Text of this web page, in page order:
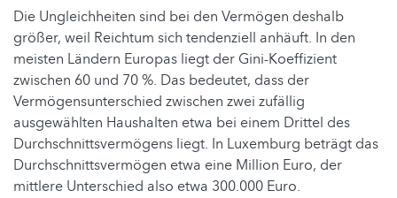
Die Ungleichheiten sind bei den Vermögen deshalb
größer, weil Reichtum sich tendenziell anhäuft. In den
meisten Ländern Europas liegt der Gini-Koeffizient
zwischen 60 und 70 %. Das bedeutet, dass der
Vermögensunterschied zwischen zwei zufällig
ausgewählten Haushalten etwa bei einem Drittel des
Durchschnittsvermögens liegt. In Luxemburg beträgt das
Durchschnittsvermögen etwa eine Million Euro, der
mittlere Unterschied also etwa 300.000 Euro.